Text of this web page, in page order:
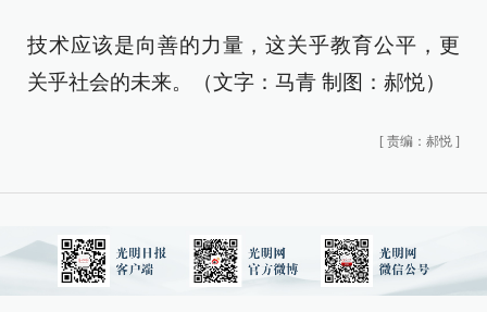
技术应该是向善的力量，这关乎教育公平，更
关乎社会的未来。（文字：马青 制图：郝悦）
[ 责编：郝悦 ]